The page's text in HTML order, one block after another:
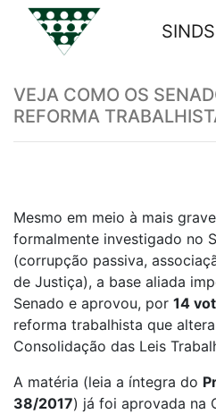
VEJA COMO OS
REFORMA
Mesmo em meio à mais
formalmente investigado no
(corrupção passiva,
de Justiça), a base aliada
Senado e aprovou, por 14
reforma trabalhista que
Consolidação das Leis
A matéria (leia a íntegra do
38/2017) já foi aprovada na